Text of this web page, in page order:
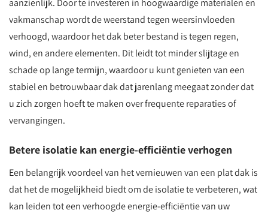
aanzienlijk. Door te investeren in hoogwaardige materialen en
vakmanschap wordt de weerstand tegen weersinvloeden
verhoogd, waardoor het dak beter bestand is tegen regen,
wind, en andere elementen. Dit leidt tot minder slijtage en
schade op lange termijn, waardoor u kunt genieten van een
stabiel en betrouwbaar dak dat jarenlang meegaat zonder dat
u zich zorgen hoeft te maken over frequente reparaties of
vervangingen.
Betere isolatie kan energie-efficiëntie verhogen
Een belangrijk voordeel van het vernieuwen van een plat dak is
dat het de mogelijkheid biedt om de isolatie te verbeteren, wat
kan leiden tot een verhoogde energie-efficiëntie van uw